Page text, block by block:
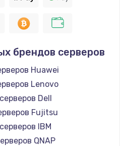
брендов серверов
Huawei
Lenovo
Dell
Fujitsu
IBM
QNAP